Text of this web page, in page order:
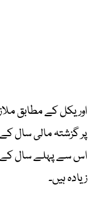
اوریکل کے مطابق
زیادہ ہیں۔